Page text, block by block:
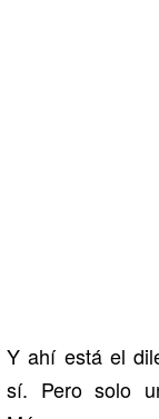
Y ahí está el
sí. Pero solo